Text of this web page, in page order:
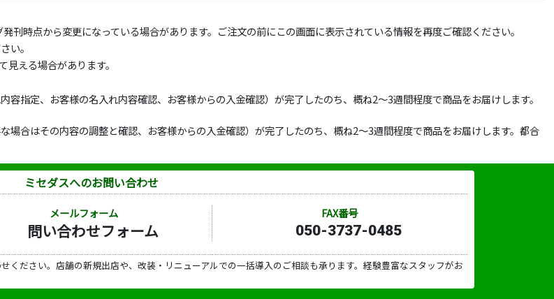
時点から変更になっている場合があります。ご注文の前にこの画面に表示されている情報を再度ご確認ください。
い。
える場合があります。
指定、お客様の名入れ内容確認、お客様からの入金確認）が完了したのち、概ね2～3週間程度で商品をお届けします。
合はその内容の調整と確認、お客様からの入金確認）が完了したのち、概ね2～3週間程度で商品をお届けします。都合
ミセダスへのお問い合わせ
メールフォーム
問い合わせフォーム
FAX番号
050-3737-0485
ください。店舗の新規出店や、改装・リニューアルでの一括導入のご相談も承ります。経験豊富なスタッフがお